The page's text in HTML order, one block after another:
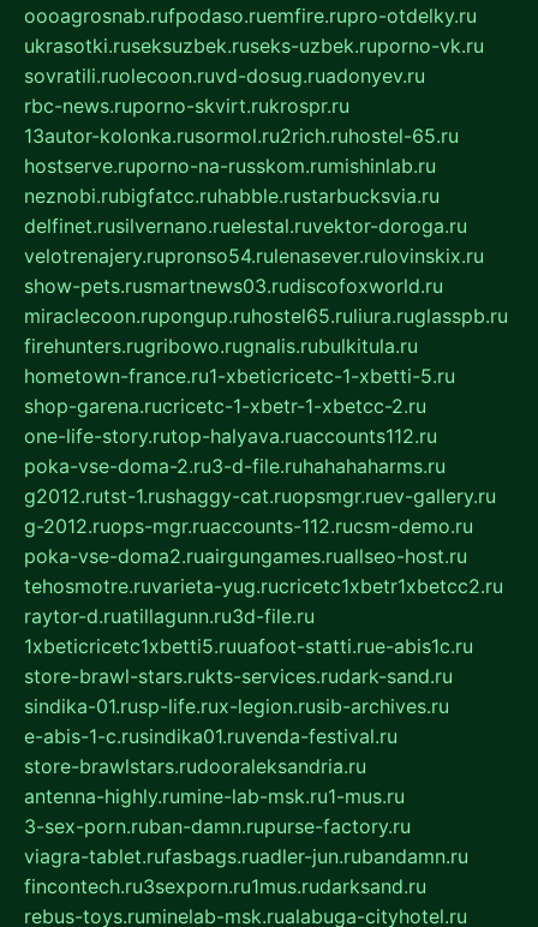
oooagrosnab.rufpodaso.ruemfire.rupro-otdelky.ru
ukrasotki.ruseksuzbek.ruseks-uzbek.ruporno-vk.ru
sovratili.ruolecoon.ruvd-dosug.ruadonyev.ru
rbc-news.ruporno-skvirt.rukrospr.ru
13autor-kolonka.rusormol.ru2rich.ruhostel-65.ru
hostserve.ruporno-na-russkom.rumishinlab.ru
neznobi.rubigfatcc.ruhabble.rustarbucksvia.ru
delfinet.rusilvernano.ruelestal.ruvektor-doroga.ru
velotrenajery.rupronso54.rulenasever.rulovinskix.ru
show-pets.rusmartnews03.rudiscofoxworld.ru
miraclecoon.rupongup.ruhostel65.ruliura.ruglasspb.ru
firehunters.rugribowo.rugnalis.rubulkitula.ru
hometown-france.ru1-xbeticricetc-1-xbetti-5.ru
shop-garena.rucricetc-1-xbetr-1-xbetcc-2.ru
one-life-story.rutop-halyava.ruaccounts112.ru
poka-vse-doma-2.ru3-d-file.ruhahahaharms.ru
g2012.rutst-1.rushaggy-cat.ruopsmgr.ruev-gallery.ru
g-2012.ruops-mgr.ruaccounts-112.rucsm-demo.ru
poka-vse-doma2.ruairgungames.ruallseo-host.ru
tehosmotre.ruvarieta-yug.rucricetc1xbetr1xbetcc2.ru
raytor-d.ruatillagunn.ru3d-file.ru
1xbeticricetc1xbetti5.ruuafoot-statti.rue-abis1c.ru
store-brawl-stars.rukts-services.rudark-sand.ru
sindika-01.rusp-life.rux-legion.rusib-archives.ru
e-abis-1-c.rusindika01.ruvenda-festival.ru
store-brawlstars.rudooraleksandria.ru
antenna-highly.rumine-lab-msk.ru1-mus.ru
3-sex-porn.ruban-damn.rupurse-factory.ru
viagra-tablet.rufasbags.ruadler-jun.rubandamn.ru
fincontech.ru3sexporn.ru1mus.rudarksand.ru
rebus-toys.ruminelab-msk.rualabuga-cityhotel.ru